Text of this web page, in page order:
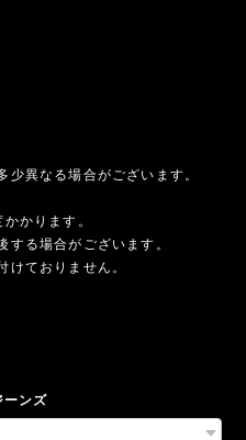
異なる場合がございます。
かります。
する場合がございます。
けておりません。
ンズ